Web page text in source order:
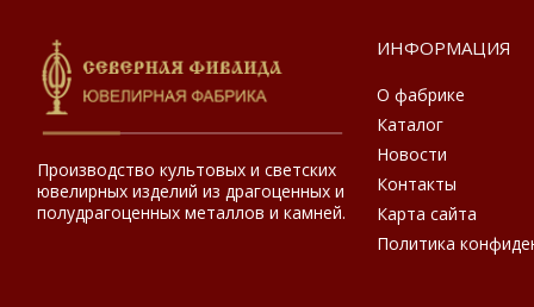
Производство культовых и светских
ювелирных изделий из драгоценных и
полудрагоценных металлов и камней.
ИНФОРМАЦИЯ
О фабрике
Каталог
Новости
Контакты
Карта сайта
Политика